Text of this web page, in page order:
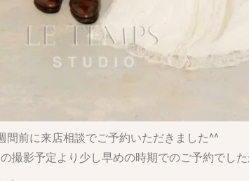
間前に来店相談でご予約いただきました^^
撮影予定より少し早めの時期でのご予約でし